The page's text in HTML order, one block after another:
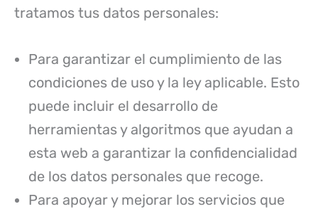
tratamos tus datos personales:
Para garantizar el cumplimiento de las
condiciones de uso y la ley aplicable. Esto
puede incluir el desarrollo de
herramientas y algoritmos que ayudan a
esta web a garantizar la confidencialidad
de los datos personales que recoge.
Para apoyar y mejorar los servicios que